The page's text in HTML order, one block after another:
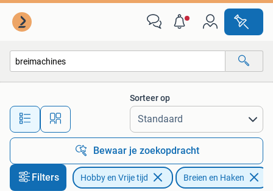
Alle afstanden…
Sorteer op
Bewaar je zoekopdracht
Filters Hobby en Vrije tijd Breien en Haken